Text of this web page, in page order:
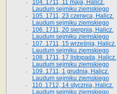
104. 1711, 11 maja, Halicz.
Laudum sejmiku ziemskiego
105. 1711, 23 czerwca, Halicz.
Laudum sejmiku ziemskiego
106. 1711, 20 sierpnia, Halicz.
Laudum sejmiku ziemskiego
107. 1711, 15 września, Halicz.
Laudum sejmiku ziemskiego
108. 1711, 17 listopada, Halicz.
Laudum sejmiku ziemskiego
109. 1711, 1 grudnia, Halicz.
Laudum sejmiku ziemskiego
110. 1712, 14 stycznia, Halicz.
Laudum sejmiku ziemskiego